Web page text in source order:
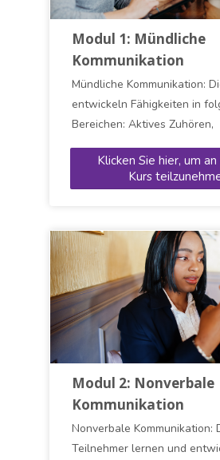
Neuigkeiten
Fight the Fright2.0
Suchen
Modul 1: Mündliche
Kommunikation
Mündliche Kommunikation:
entwickeln Fähigkeiten in
Bereichen: Aktives Zuhören,
Zusammenhang und
Überzeugungskraft,
Logische Argumentation
Klicken Sie hier, um
Kurs
Modul 2: Nonverbale
Kommunikation
Nonverbale Kommunikation:
Teilnehmer lernen und